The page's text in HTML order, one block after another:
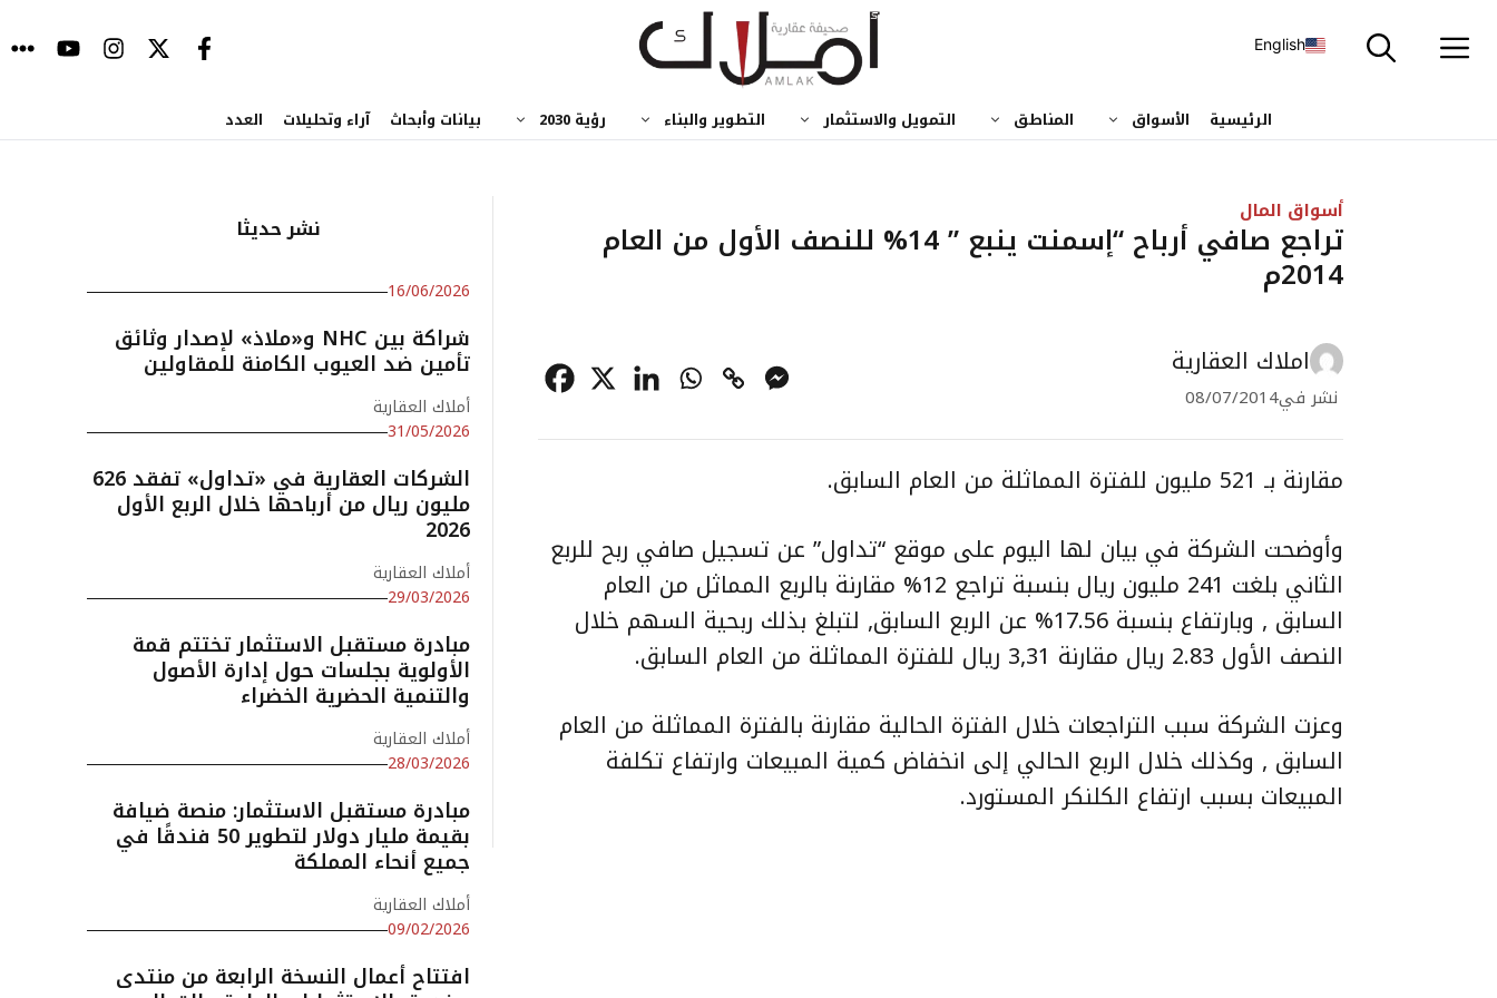
إلى
English
الرئيسية الأسواق المناطق التمويل والاستثمار التطوير والبناء رؤية 2030 بيانات وأبحاث آراء وتحليلات العدد
أسواق المال
تراجع صافي أرباح “إسمنت ينبع ” 14% للنصف الأول من العام
2014م
املاك العقارية
نشر في08/07/2014
مقارنة بـ 521 مليون للفترة المماثلة من العام السابق.
وأوضحت الشركة في بيان لها اليوم على موقع “تداول” عن تسجيل صافي ربح للربع
الثاني بلغت 241 مليون ريال بنسبة تراجع 12% مقارنة بالربع المماثل من العام
السابق , وبارتفاع بنسبة 17.56% عن الربع السابق, لتبلغ بذلك ربحية السهم خلال
النصف الأول 2.83 ريال مقارنة 3,31 ريال للفترة المماثلة من العام السابق.
وعزت الشركة سبب التراجعات خلال الفترة الحالية مقارنة بالفترة المماثلة من العام
السابق , وكذلك خلال الربع الحالي إلى انخفاض كمية المبيعات وارتفاع تكلفة
المبيعات بسبب ارتفاع الكلنكر المستورد.
نشر حديثا
16/06/2026
شراكة بين NHC و«ملاذ» لإصدار وثائق
تأمين ضد العيوب الكامنة للمقاولين
أملاك العقارية
31/05/2026
الشركات العقارية في «تداول» تفقد 626
مليون ريال من أرباحها خلال الربع الأول
2026
أملاك العقارية
29/03/2026
مبادرة مستقبل الاستثمار تختتم قمة
الأولوية بجلسات حول إدارة الأصول
والتنمية الحضرية الخضراء
أملاك العقارية
28/03/2026
مبادرة مستقبل الاستثمار: منصة ضيافة
بقيمة مليار دولار لتطوير 50 فندقًا في
جميع أنحاء المملكة
أملاك العقارية
09/02/2026
افتتاح أعمال النسخة الرابعة من منتدى